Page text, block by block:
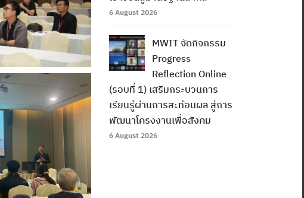
6 August 2026
MWIT จัดกิจกรรม
Progress
Reflection Online
(รอบที่ 1) เสริมกระบวนการ
เรียนรู้ผ่านการสะท้อนผล สู่การ
พัฒนาโครงงานเพื่อสังคม
6 August 2026